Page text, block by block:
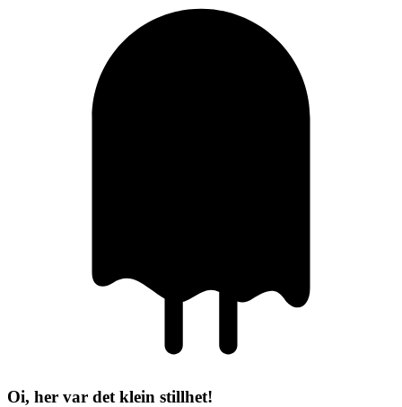
Oi, her var det klein stillhet!